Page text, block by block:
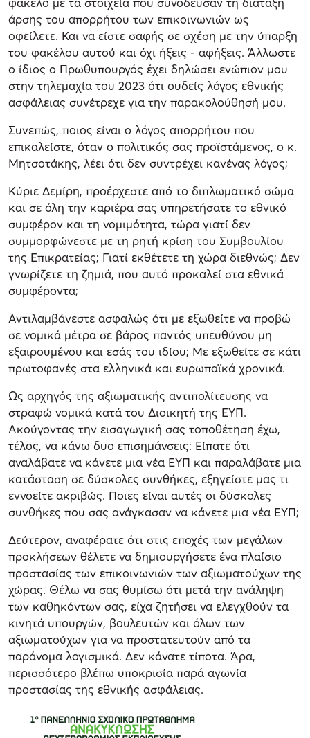
άρσης του απορρήτου των επικοινωνιών ως
οφείλετε. Και να είστε σαφής σε σχέση με την ύπαρξη
του φακέλου αυτού και όχι ήξεις - αφήξεις. Άλλωστε
ο ίδιος ο Πρωθυπουργός έχει δηλώσει ενώπιον μου
στην τηλεμαχία του 2023 ότι ουδείς λόγος εθνικής
ασφάλειας συνέτρεχε για την παρακολούθησή μου.
Συνεπώς, ποιος είναι ο λόγος απορρήτου που
επικαλείστε, όταν ο πολιτικός σας προϊστάμενος, ο κ.
Μητσοτάκης, λέει ότι δεν συντρέχει κανένας λόγος;
Κύριε Δεμίρη, προέρχεστε από το διπλωματικό σώμα
και σε όλη την καριέρα σας υπηρετήσατε το εθνικό
συμφέρον και τη νομιμότητα, τώρα γιατί δεν
συμμορφώνεστε με τη ρητή κρίση του Συμβουλίου
της Επικρατείας; Γιατί εκθέτετε τη χώρα διεθνώς; Δεν
γνωρίζετε τη ζημιά, που αυτό προκαλεί στα εθνικά
συμφέροντα;
Αντιλαμβάνεστε ασφαλώς ότι με εξωθείτε να προβώ
σε νομικά μέτρα σε βάρος παντός υπευθύνου μη
εξαιρουμένου και εσάς του ιδίου; Με εξωθείτε σε κάτι
πρωτοφανές στα ελληνικά και ευρωπαϊκά χρονικά.
Ως αρχηγός της αξιωματικής αντιπολίτευσης να
στραφώ νομικά κατά του Διοικητή της ΕΥΠ.
Ακούγοντας την εισαγωγική σας τοποθέτηση έχω,
τέλος, να κάνω δυο επισημάνσεις: Είπατε ότι
αναλάβατε να κάνετε μια νέα ΕΥΠ και παραλάβατε μια
κατάσταση σε δύσκολες συνθήκες, εξηγείστε μας τι
εννοείτε ακριβώς. Ποιες είναι αυτές οι δύσκολες
συνθήκες που σας ανάγκασαν να κάνετε μια νέα ΕΥΠ;
Δεύτερον, αναφέρατε ότι στις εποχές των μεγάλων
προκλήσεων θέλετε να δημιουργήσετε ένα πλαίσιο
προστασίας των επικοινωνιών των αξιωματούχων της
χώρας. Θέλω να σας θυμίσω ότι μετά την ανάληψη
των καθηκόντων σας, είχα ζητήσει να ελεγχθούν τα
κινητά υπουργών, βουλευτών και όλων των
αξιωματούχων για να προστατευτούν από τα
παράνομα λογισμικά. Δεν κάνατε τίποτα. Άρα,
περισσότερο βλέπω υποκρισία παρά αγωνία
προστασίας της εθνικής ασφάλειας.